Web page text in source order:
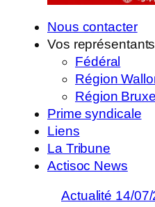
Nous contacter
Vos représentants
Fédéral
Région
Région
Prime syndicale
Liens
La Tribune
Actisoc News
Actualité 14/